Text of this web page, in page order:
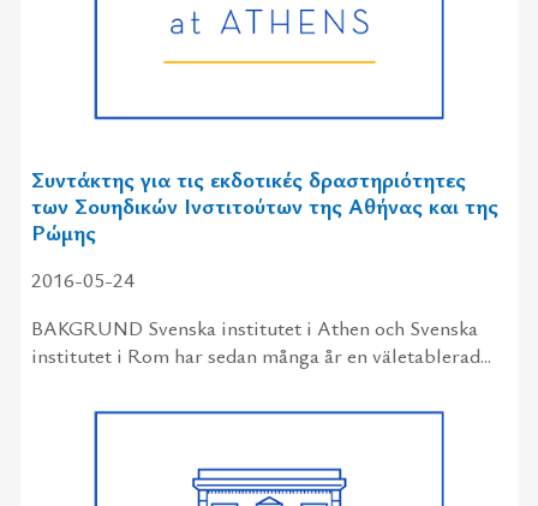
Συντάκτης για τις εκδοτικές δραστηριότητες
των Σουηδικών Ινστιτούτων της Αθήνας και της
Ρώμης
2016-05-24
BAKGRUND Svenska institutet i Athen och Svenska
institutet i Rom har sedan många år en väletablerad...